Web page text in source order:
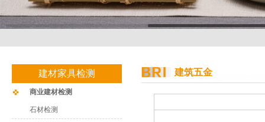
建材家具检测
商业建材检测
石材检测
建筑五金